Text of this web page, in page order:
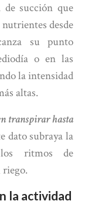
succión que
desde
su punto
o en las
la intensidad
altas.
transpirar hasta
dato subraya la
ritmos de
la actividad